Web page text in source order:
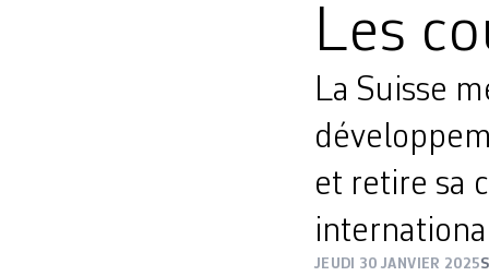
Les
La Suisse
et retire sa
JEUDI 30 JANVIER 2025